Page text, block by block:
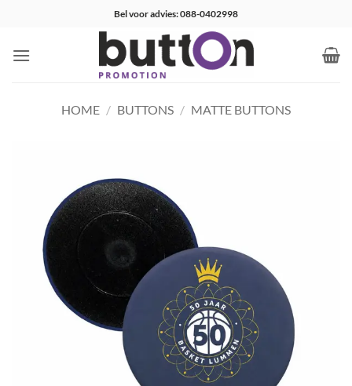
inhoud
Bel voor advies: 088-0402998
HOME / BUTTONS / MATTE BUTTONS